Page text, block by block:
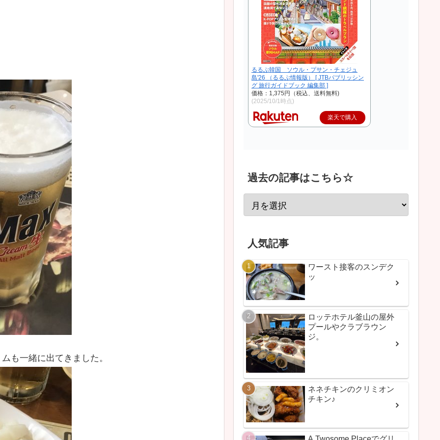
も一緒に出てきました。
るるぶ韓国 ソウル・プサン・チェジュ
島'26 （るるぶ情報版） [ JTBパブリッシン
グ 旅行ガイドブック 編集部 ]
価格：1,375円（税込、送料無料)
(2025/10/1時点)
楽天で購入
過去の記事はこちら☆
人気記事
ワースト接客のスンデク
ッ
ロッテホテル釜山の屋外
プールやクラブラウン
ジ。
ネネチキンのクリミオン
チキン♪